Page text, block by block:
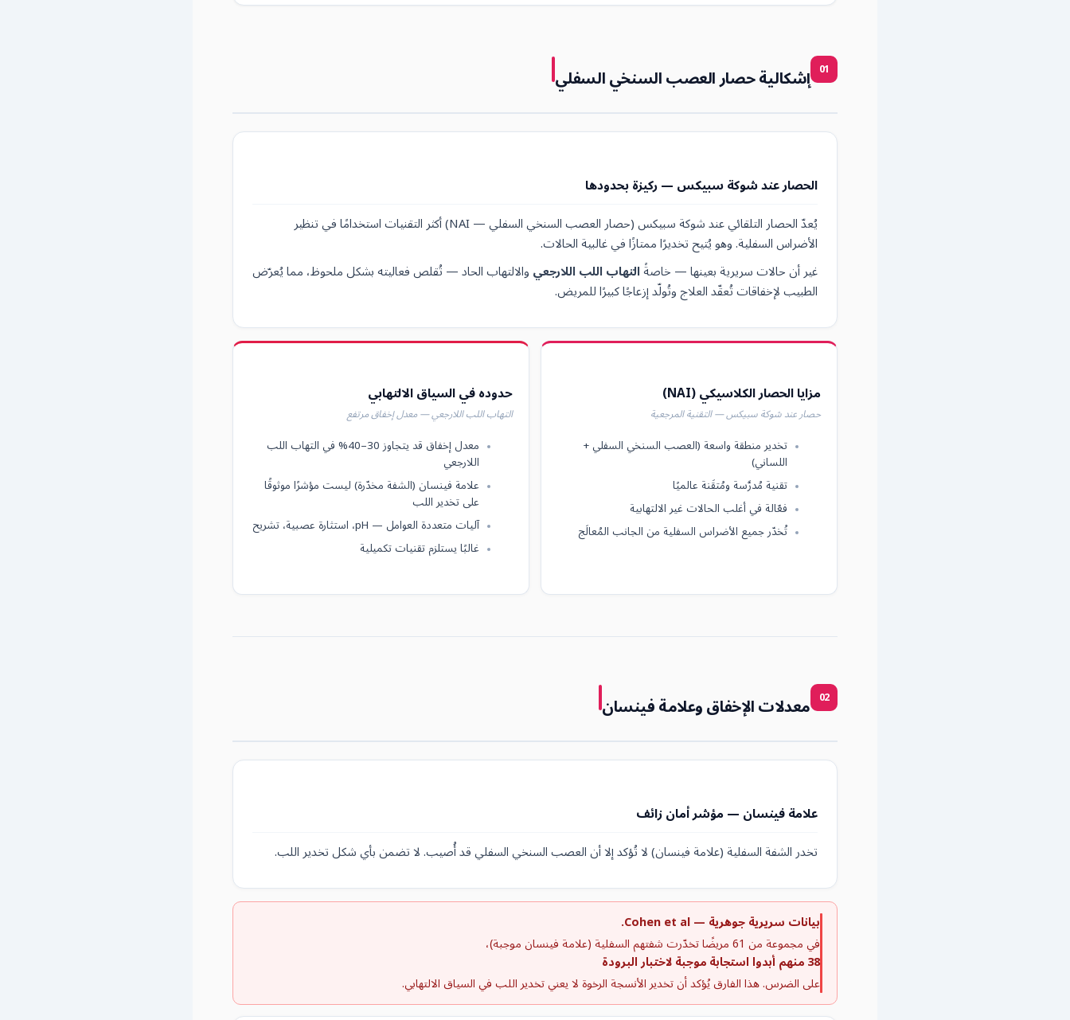
01 إشكالية حصار العصب السنخي السفلي
الحصار عند شوكة سبيكس — ركيزة بحدودها
يُعدّ الحصار التلقائي عند شوكة سبيكس (حصار العصب السنخي السفلي — NAI) أكثر التقنيات استخدامًا في تنظير
الأضراس السفلية. وهو يُتيح تخديرًا ممتازًا في غالبية الحالات.
غير أن حالات سريرية بعينها — خاصةًالتهاب اللب اللارجعيوالالتهاب الحاد — تُقلص فعاليته بشكل ملحوظ، مما يُعرّض
الطبيب لإخفاقات تُعقّد العلاج وتُولّد إزعاجًا كبيرًا للمريض.
مزايا الحصار الكلاسيكي (NAI)
حصار عند شوكة سبيكس — التقنية المرجعية
تخدير منطقة واسعة (العصب السنخي السفلي +
اللساني)
تقنية مُدرَّسة ومُتقَنة عالميًا
فعّالة في أغلب الحالات غير الالتهابية
تُخدّر جميع الأضراس السفلية من الجانب المُعالَج
حدوده في السياق الالتهابي
التهاب اللب اللارجعي — معدل إخفاق مرتفع
معدل إخفاق قد يتجاوز 30–40% في التهاب اللب
اللارجعي
علامة فينسان (الشفة مخدّرة) ليست مؤشرًا موثوقًا
على تخدير اللب
آليات متعددة العوامل — pH، استثارة عصبية، تشريح
غالبًا يستلزم تقنيات تكميلية
02 معدلات الإخفاق وعلامة فينسان
علامة فينسان — مؤشر أمان زائف
تخدر الشفة السفلية (علامة فينسان) لا تُؤكد إلا أن العصب السنخي السفلي قد أُصيب. لا تضمن بأي شكل تخدير اللب.
بيانات سريرية جوهرية — Cohen et al.
في مجموعة من 61 مريضًا تخدّرت شفتهم السفلية (علامة فينسان موجبة)،
38 منهم أبدوا استجابة موجبة لاختبار البرودة
على الضرس. هذا الفارق يُؤكد أن تخدير الأنسجة الرخوة لا يعني تخدير اللب في السياق الالتهابي.